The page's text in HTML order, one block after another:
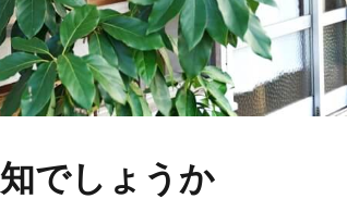
でしょうか